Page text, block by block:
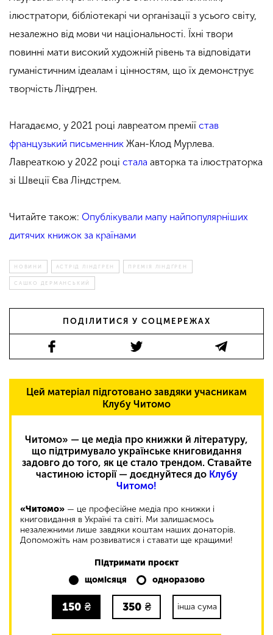
ілюстратори, бібліотекарі чи організації з усього світу,
незалежно від мови чи національності. Їхні твори
повинні мати високий художній рівень та відповідати
гуманістичним ідеалам і цінностям, що їх демонструє
творчість Ліндґрен.
Нагадаємо, у 2021 році лавреатом премії став
французький письменник Жан-Клод Мурлева.
Лавреаткою у 2022 році стала авторка та ілюстраторка
зі Швеції Єва Ліндстрем.
Читайте також: Опублікували мапу найпопулярніших
дитячих книжок за країнами
НОВИНИ АСТРІД ЛІНДГРЕН ПРЕМІЯ ЛІНДҐРЕН
САШКО ДЕРМАНСЬКИЙ
ПОДІЛИТИСЯ У СОЦМЕРЕЖАХ
Цей матеріал підготовано завдяки учасникам
Клубу Читомо
Читомо» — це медіа про книжки й літературу,
що підтримувало українське книговидання
задовго до того, як це стало трендом. Ставайте
частиною історії — доєднуйтеся до Клубу
Читомо!
«Читомо» — це професійне медіа про книжки і
книговидання в Україні та світі. Ми залишаємось
незалежними лише завдяки коштам наших донаторів.
Допоможіть нам розвиватися і ставати ще кращими!
Підтримати проєкт
щомісяця
одноразово
150 ₴ 350 ₴ інша сума